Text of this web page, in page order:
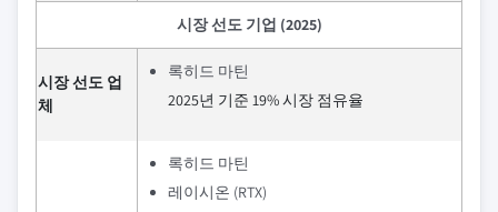
시장 선도 기업 (2025)
시장 선도 업
체
록히드 마틴
2025년 기준 19% 시장 점유율
록히드 마틴
레이시온 (RTX)